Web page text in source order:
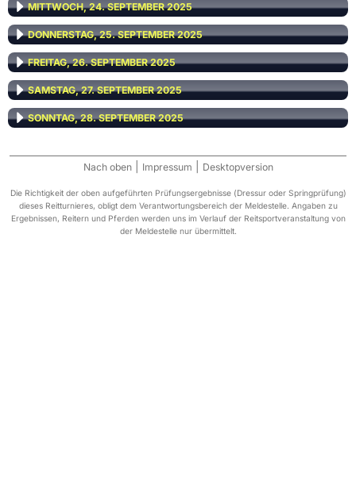
MITTWOCH, 24. SEPTEMBER 2025
DONNERSTAG, 25. SEPTEMBER 2025
FREITAG, 26. SEPTEMBER 2025
SAMSTAG, 27. SEPTEMBER 2025
SONNTAG, 28. SEPTEMBER 2025
Nach oben Impressum Desktopversion
Die Richtigkeit der oben aufgeführten Prüfungsergebnisse (Dressur oder Springprüfung)
dieses Reitturnieres, obligt dem Verantwortungsbereich der Meldestelle. Angaben zu
Ergebnissen, Reitern und Pferden werden uns im Verlauf der Reitsportveranstaltung von
der Meldestelle nur übermittelt.